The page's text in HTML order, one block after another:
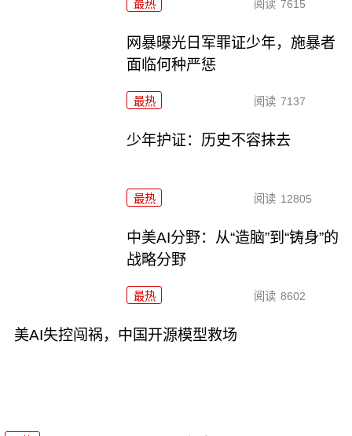
最热 阅读 7615
网暴曝光日军罪证少年，施暴者
面临何种严惩
最热 阅读 7137
少年护证：历史不容抹去
最热 阅读 12805
中美AI分野：从“造脑”到“铸身”的
战略分野
最热 阅读 8602
美AI失控闯祸，中国开源模型救场